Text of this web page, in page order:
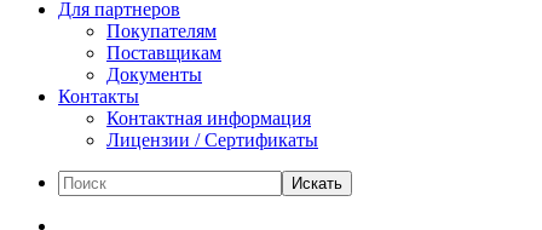
Для партнеров
Покупателям
Поставщикам
Документы
Контакты
Контактная информация
Лицензии / Сертификаты
Искать